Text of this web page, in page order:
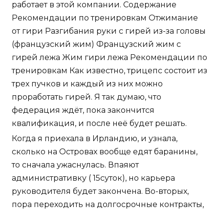
работает в этой компании. Содержание
Рекомендации по тренировкам Отжимание
от гири Разгибания руки с гирей из-за головы
(французский жим) Французский жим с
гирей лежа Жим гири лежа Рекомендации по
тренировкам Как известно, трицепс состоит из
трех пучков и каждый из них можно
проработать гирей. Я так думаю, что
федерация ждёт, пока закончится
квалификация, и после неё будет решать.
Когда я приехала в Ирландию, и узнала,
сколько на Островах вообще едят баранины,
то сначала ужаснулась. Впаяют
административку ( 15суток), но карьера
руководителя будет закончена. Во-вторых,
пора переходить на долгосрочные контракты,